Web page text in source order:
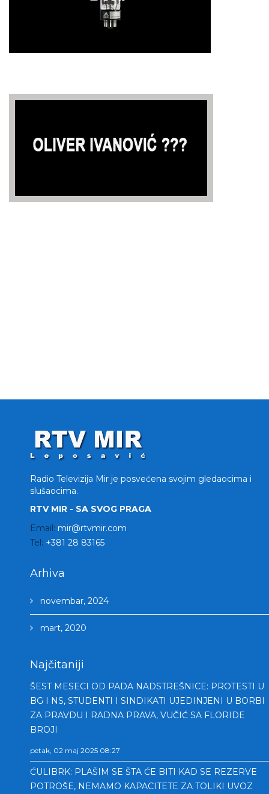
Radio Televizija Mir je posvećena svojim gledaocima i
slušaocima.
RTV MIR - SA SVOG PRAGA
Email: mir@rtvmir.com
Tel: +381 28 83165
Arhiva
novembar, 2024
mart, 2020
Najčitaniji
ŠEST MESECI OD PADA NADSTREŠNICE: PROTESTI U
BG I NS, STUDENTI I SINDIKATI UJEDINJENI U BORBI
ZA PRAVDU I RADNA PRAVA, VUČIĆ SA FLORIDE
BROJI
petak, 02 maj 2025 08:27
ĆULIBRK: PLAŠIM SE ŠTA ĆE BITI KAD SE REZERVE
POTROŠE, NEMAMO KAPACITETE ZA TOLIKI UVOZ